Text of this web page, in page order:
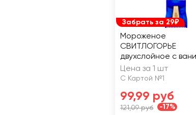
Забрать за 29₽
Мороженое
СВИТЛОГОРЬЕ
двухслойное с
глазури 15%, без змж,
эскимо
Цена за 1 шт
С Картой №1
99,99 руб
121,09 руб -17%